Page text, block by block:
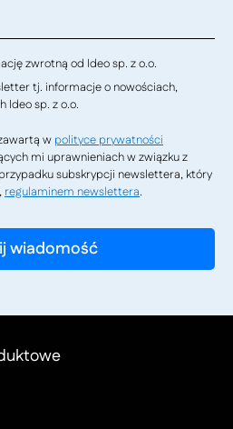
zwrotną od Ideo sp. z o.o.
tj. informacje o nowościach,
Ideo sp. z o.o.
w polityce prywatności
mi uprawnieniach w związku z
subskrypcji newslettera, który
regulaminem newslettera.